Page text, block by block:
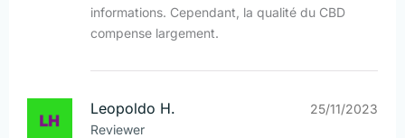
informations. Cependant, la qualité du CBD
compense largement.
Leopoldo H.
Reviewer
25/11/2023